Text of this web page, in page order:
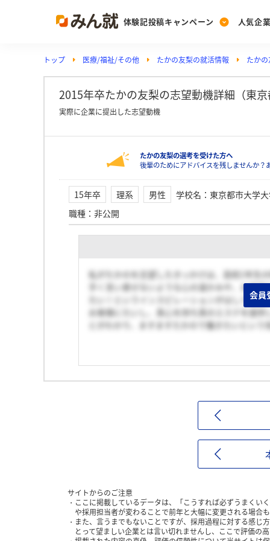
体験記投稿キャンペーン
Post
投稿する
人気企
Ranking
ランキングを見る
Vote
投票する
PickUp
注目の企業特集
トップ 医療/福祉/その他 たかの友梨の就活情報 たか
2015年卒たかの友梨の志望動機詳細（東
実際に企業に提出した志望動機
たかの友梨の選考を受けた方へ
後輩のためにアドバイスを残しませんか？
15年卒 理系 男性 学校名 ： 東京都市大学
職種 ： 非公開
私がたかのを志望したきっかけは、高校1年生
手く言い表せないような心の温かみや、お客
たい！というインスピレーションがはしりま
お客様にたいし、真心を持ち真のエステを提
とがわかり、ますますたかので働きたいという
会員
サイトからのご注意
ここに掲載しているデータは、「こうすれば必ずうまくい
や採用担当者が変わることで前年と大幅に変更される場合も
また、言うまでもないことですが、採用過程に対する感じ
とって望ましい企業とは言い切れませんし、ここで評価の